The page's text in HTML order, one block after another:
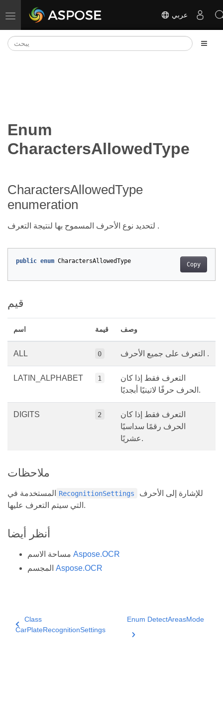
تبديل التنقل عربي
Enum
CharactersAllowedType
CharactersAllowedType
enumeration
لتحديد نوع الأحرف المسموح بها لنتيجة التعرف .
Copy
public enum CharactersAllowedType
قيم
اسم قيمة وصف
ALL 0 التعرف على جميع الأحرف .
LATIN_ALPHABET 1
التعرف فقط إذا كان
الحرف حرفًا لاتينيًا أبجديًا.
DIGITS 2
التعرف فقط إذا كان
الحرف رقمًا سداسيًا
عشريًا.
ملاحظات
المستخدمة في RecognitionSettings
التي سيتم التعرف عليها.
أنظر أيضا
Aspose.OCR
Aspose.OCR
Class
CarPlateRecognitionSettings
Enum DetectAreasMode